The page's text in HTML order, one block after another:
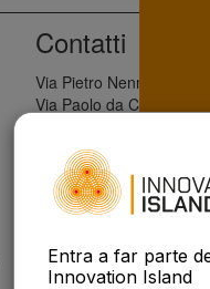
Contatti
Via Pietro Nenni, 28 -
Via Paolo da Cannobio,
Tel: +39 327 621 5632
info@innovationisland.it
Entra a far parte
Innovation Island